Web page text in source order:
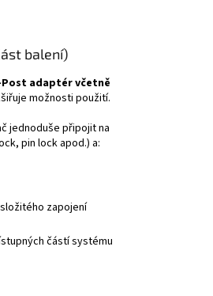
balení)
adaptér včetně
možnosti použití.
jednoduše připojit na
pin lock apod.) a:
zapojení
částí systému